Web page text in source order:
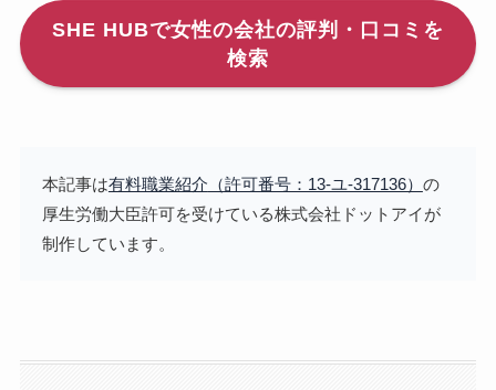
SHE HUBで女性の会社の評判・口コミを
検索
本記事は有料職業紹介 （許可番号：13-ユ-317136） の
厚生労働大臣許可を受けている株式会社ドットアイが
制作しています。